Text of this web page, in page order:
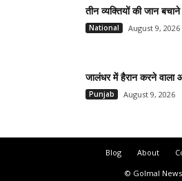
तीन व्यक्तियों की जान
National August 9, 2026
जालंधर में हैरान करने
Punjab August 9, 2026
Blog About
© Golmal News.